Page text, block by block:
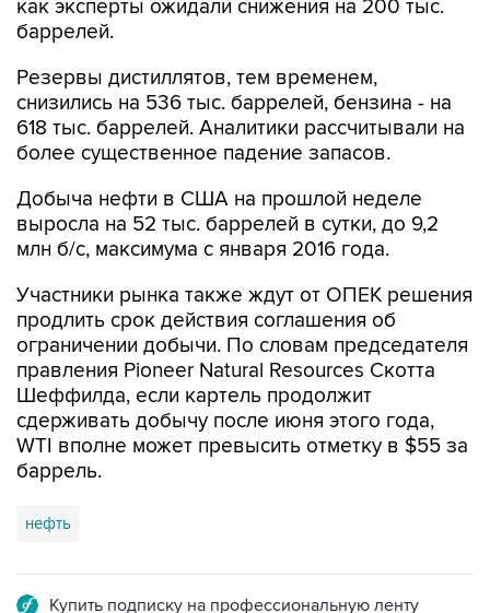
Резервы дистиллятов, тем временем,
618 тыс. баррелей. Аналитики рассчитывали на
более существенное падение запасов.
Добыча нефти в США на прошлой неделе
млн б/с, максимума с января 2016 года.
Участники рынка также ждут от ОПЕК решения
ограничении добычи. По словам председателя
правления Pioneer Natural Resources Скотта
Шеффилда, если картель продолжит
сдерживать добычу после июня этого года,
WTI вполне может превысить отметку в $55 за
баррель.
нефть
Подписаться на рассылку главных новостей сайта